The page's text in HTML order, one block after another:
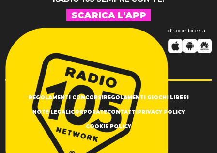
SCARICA L'APP
disponibile su
REGOLAMENTI CONCORSIREGOLAMENTI GIOCHI LIBERI
NOTE LEGALICORPORATECONTATTIPRIVACY POLICY
COOKIE POLICY